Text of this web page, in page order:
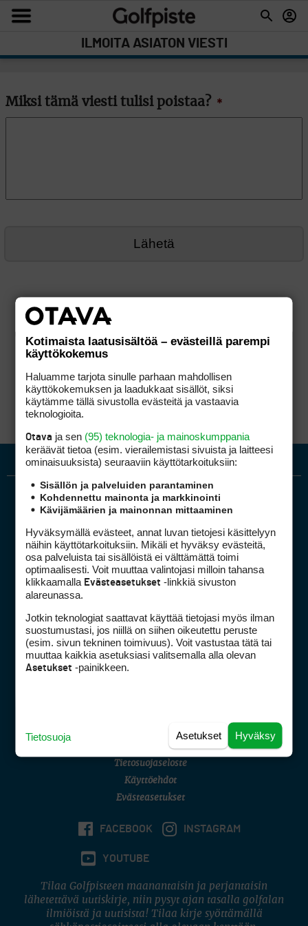
ILMOITA ASIATON VIESTI
Miksi tämä viesti tulisi poistaa? *
Golfpiste mediakortti
Golfpisteen yhteystiedot
DSA avoimuusraportti
Asiakaspalvelu
(digi) digi@otavamedia.fi
Tietosuojaseloste
Käyttöehdot
Evästeasetukset
FACEBOOK INSTAGRAM
YOUTUBE
Tilaa Golfpisteen maanantaisin ja perjantaisin
lähetettävä uutiskirje, niin pysyt ajan tasalla golfalan
ilmiöistä ja uutisista! Tilaa kirje syöttämällä
Kotimaista laatusisältöä – evästeillä parempi
käyttökokemus
Haluamme tarjota sinulle parhaan mahdollisen
käyttökokemuksen ja laadukkaat sisällöt, siksi
käytämme tällä sivustolla evästeitä ja vastaavia
teknologioita.
Otava ja sen (95) teknologia- ja mainoskumppania
keräävät tietoa (esim. vierailemis­tasi sivuista ja laitteesi
ominaisuuk­sista) seuraaviin käyttötarkoituksiin:
Sisällön ja palveluiden parantaminen
Kohdennettu mainonta ja markkinointi
Kävijämäärien ja mainonnan mittaaminen
Hyväksymällä evästeet, annat luvan tietojesi käsittelyyn
näihin käyttötarkoituksiin. Mikäli et hyväksy evästeitä,
osa palveluista tai sisällöistä ei välttämättä toimi
optimaalisesti. Voit muuttaa valintojasi milloin tahansa
klikkaamalla Evästeasetukset -linkkiä sivuston
alareunassa.
Jotkin teknologiat saattavat käyttää tietojasi myös ilman
suostumustasi, jos niillä on siihen oikeutettu peruste
(esim. sivun tekninen toimivuus). Voit vastustaa tätä tai
muuttaa kaikkia asetuksiasi valitsemalla alla olevan
Asetukset -painikkeen.
Hyväksy
Asetukset
Tietosuoja